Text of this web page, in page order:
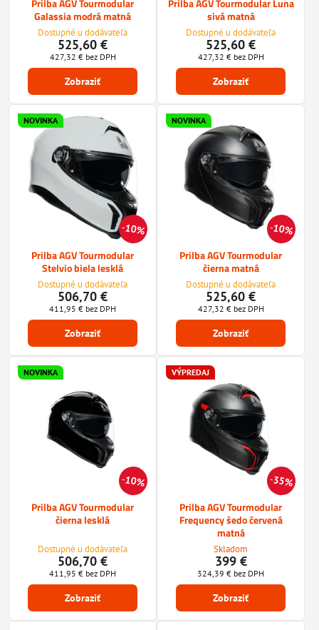
Galassia modrá matná
Dostupné u dodávateľa
525,60 €
427,32 € bez DPH
Zobraziť
sivá matná
Dostupné u dodávateľa
525,60 €
427,32 € bez DPH
Zobraziť
10%
NOVINKA
Prilba AGV Tourmodular
Stelvio biela lesklá
Dostupné u dodávateľa
506,70 €
411,95 € bez DPH
Zobraziť
10%
NOVINKA
Prilba AGV Tourmodular
čierna matná
Dostupné u dodávateľa
525,60 €
427,32 € bez DPH
Zobraziť
10%
NOVINKA
Prilba AGV Tourmodular
čierna lesklá
Dostupné u dodávateľa
506,70 €
411,95 € bez DPH
Zobraziť
35%
VÝPREDAJ
Prilba AGV Tourmodular
Frequency šedo červená
matná
Skladom
399 €
324,39 € bez DPH
Zobraziť